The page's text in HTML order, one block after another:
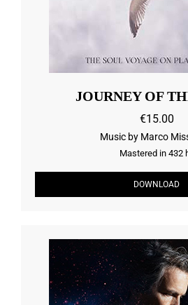
JOURNEY OF
€15.00
Music by Marco
Mastered in 432
DOWNLOAD